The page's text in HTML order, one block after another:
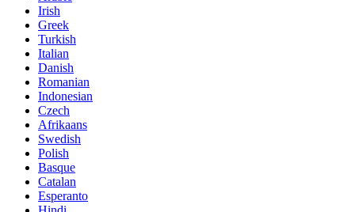
Irish
Greek
Turkish
Italian
Danish
Romanian
Indonesian
Czech
Afrikaans
Swedish
Polish
Basque
Catalan
Esperanto